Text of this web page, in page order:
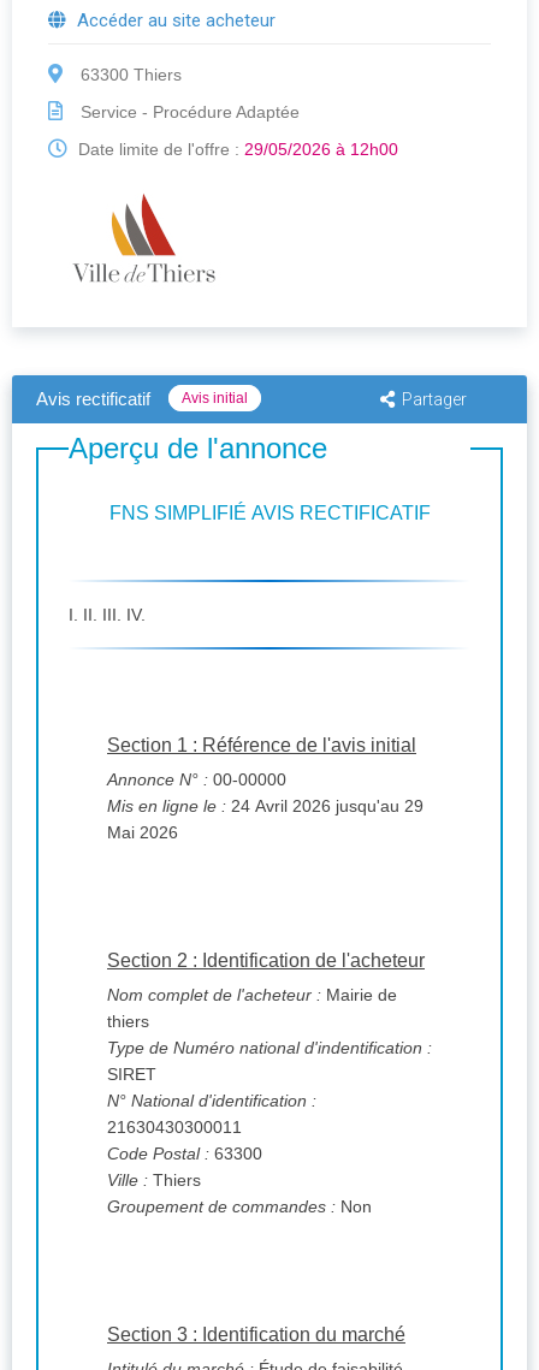
Accéder au site acheteur
63300 Thiers
Service - Procédure Adaptée
Date limite de l'offre : 29/05/2026 à 12h00
Avis rectificatif Avis initial Partager
Aperçu de l'annonce
FNS SIMPLIFIÉ AVIS RECTIFICATIF
I. II. III. IV.
Section 1 : Référence de l'avis initial
Annonce N° : 00-00000
Mis en ligne le : 24 Avril 2026 jusqu'au 29
Mai 2026
Section 2 : Identification de l'acheteur
Nom complet de l'acheteur : Mairie de
thiers
Type de Numéro national d'indentification :
SIRET
N° National d'identification :
21630430300011
Code Postal : 63300
Ville : Thiers
Groupement de commandes : Non
Section 3 : Identification du marché